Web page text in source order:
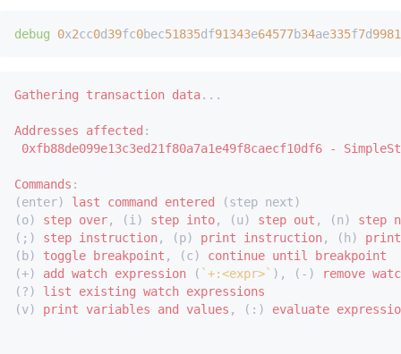
debug 0x2cc0d39fc0bec51835df91343e64577b34ae335f7d
Gathering transaction data...
Addresses affected :
0xfb88de099e13c3ed21f80a7a1e49f8caecf10df6
-
Commands :
(enter) last command entered
(step next)
(o) step over, (i) step into, (u) step out , (n) step
(;) step instruction, (p) print instruction, (h) print
(b) toggle breakpoint , (c) continue until
breakpoint
(+) add watch expression ( `+:<expr>` ), (-) remove
(?) list existing watch expressions
(v) print variables and values , (:) evaluate